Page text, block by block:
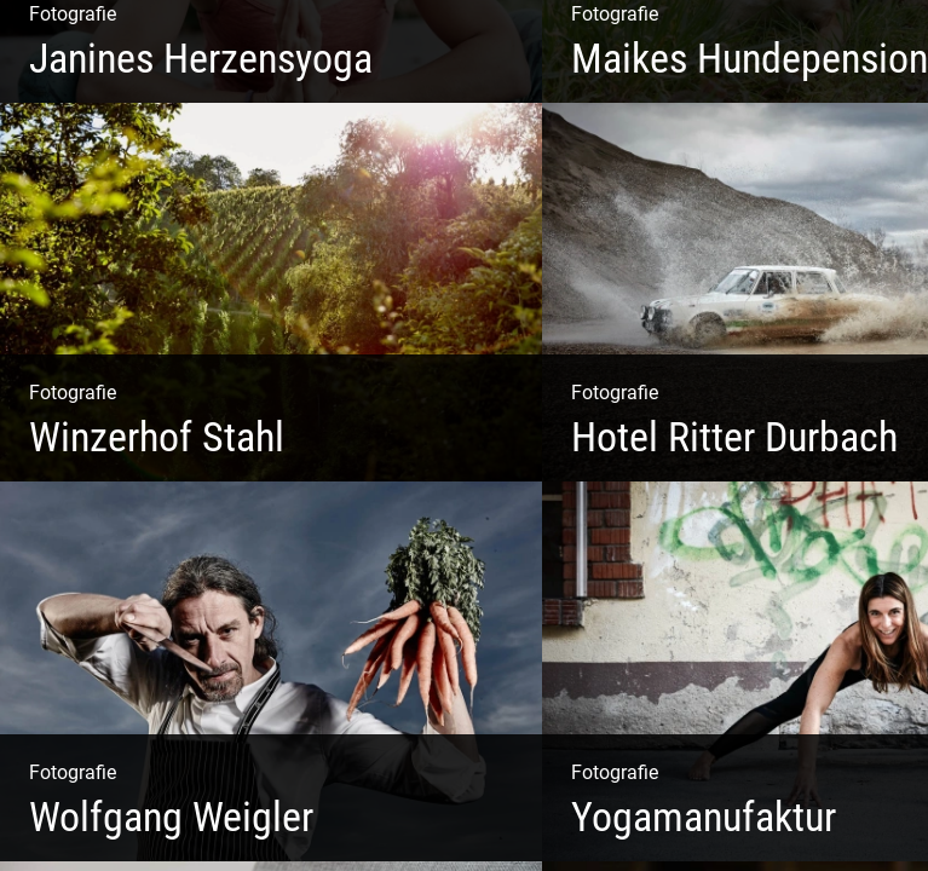
Fotografie
Janines Herzensyoga
Spontanes Yoga-Shooting
Fotografie
Maikes Hundepension
Tierisch lebendiges Shooting
Fotografie
Winzerhof Stahl
Ganz neu durfte es werden. Alles. Fotos. Web. Shop.
Fotografie
Hotel Ritter Durbach
Matsch|Oldtimer|Männer|Spass
Fotografie
Wolfgang Weigler
Fotografie
Yogamanufaktur